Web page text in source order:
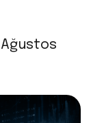
Ağustos